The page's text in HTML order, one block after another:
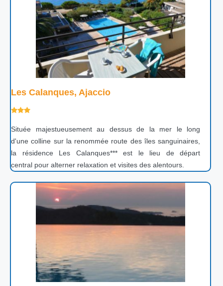
Les Calanques, Ajaccio
Située majestueusement au dessus de la mer le long
d'une colline sur la renommée route des îles sanguinaires,
la résidence Les Calanques*** est le lieu de départ
central pour alterner relaxation et visites des alentours.